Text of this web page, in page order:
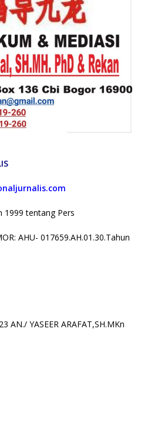
1999 tentang Pers
AHU- 017659.AH.01.30.Tahun
YASEER ARAFAT,SH.MKn